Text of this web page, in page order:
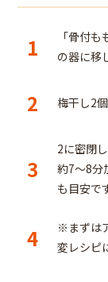
1
「骨付
の器に移
2 梅干し2
3
2に密閉
約7～8分
も目安で
4
※まずは
変レシピ